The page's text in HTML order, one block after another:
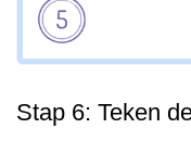
Stap 6: Teken